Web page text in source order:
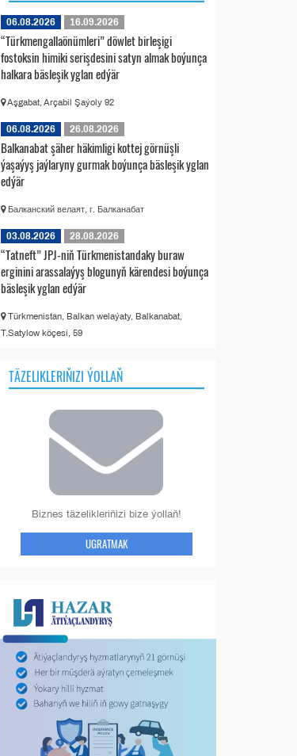
06.08.2026 16.09.2026
“Türkmengallaönümleri” döwlet birleşigi
fostoksin himiki serişdesini satyn almak boýunça
halkara bäsleşik yglan edýär
Aşgabat, Arçabil Şaýoly 92
06.08.2026 26.08.2026
Balkanabat şäher häkimligi kottej görnüşli
ýaşaýyş jaýlaryny gurmak boýunça bäsleşik yglan
edýär
Балканский велаят, г. Балканабат
03.08.2026 28.08.2026
“Tatneft” JPJ-niň Türkmenistandaky buraw
erginini arassalaýyş blogunyň kärendesi boýunça
bäsleşik yglan edýär
Türkmenistan, Balkan welaýaty, Balkanabat,
T.Satylow köçesi, 59
TÄZELIKLERIŇIZI ÝOLLAŇ
Biznes täzelikleriňizi bize ýollaň!
UGRATMAK